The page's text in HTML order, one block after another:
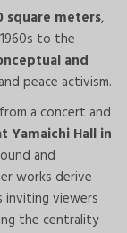
square meters,
to the
and
peace activism.
a concert and
Yamaichi Hall in
and
works derive
viewers
the centrality